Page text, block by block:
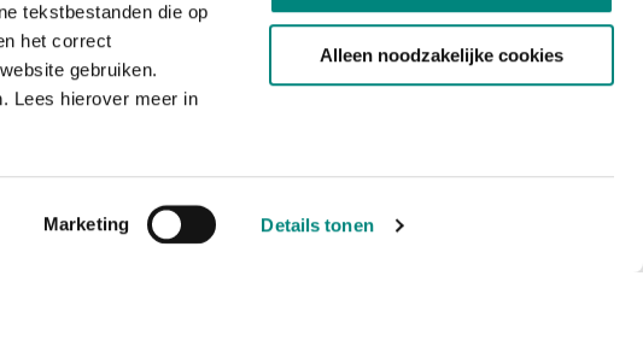
tekstbestanden die op
het correct
gebruiken.
Lees hierover meer in
Marketing Details tonen
Alleen noodzakelijke cookies